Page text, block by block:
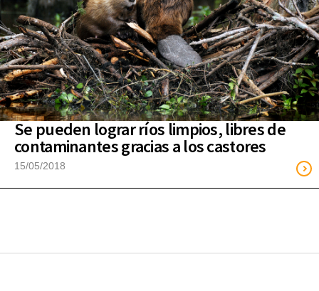
Se pueden lograr ríos limpios, libres de
contaminantes gracias a los castores
15/05/2018